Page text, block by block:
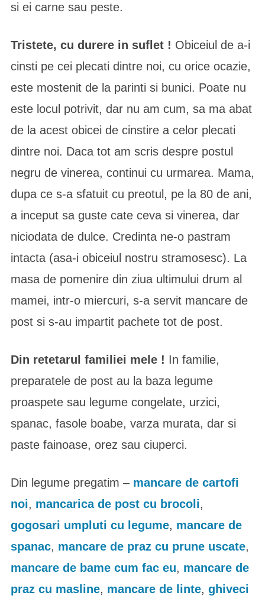
si ei carne sau peste.
Tristete, cu durere in suflet ! Obiceiul de a-i
cinsti pe cei plecati dintre noi, cu orice ocazie,
este mostenit de la parinti si bunici. Poate nu
este locul potrivit, dar nu am cum, sa ma abat
de la acest obicei de cinstire a celor plecati
dintre noi. Daca tot am scris despre postul
negru de vinerea, continui cu urmarea. Mama,
dupa ce s-a sfatuit cu preotul, pe la 80 de ani,
a inceput sa guste cate ceva si vinerea, dar
niciodata de dulce. Credinta ne-o pastram
intacta (asa-i obiceiul nostru stramosesc). La
masa de pomenire din ziua ultimului drum al
mamei, intr-o miercuri, s-a servit mancare de
post si s-au impartit pachete tot de post.
Din retetarul familiei mele ! In familie,
preparatele de post au la baza legume
proaspete sau legume congelate, urzici,
spanac, fasole boabe, varza murata, dar si
paste fainoase, orez sau ciuperci.
Din legume pregatim – mancare de cartofi
noi, mancarica de post cu brocoli,
gogosari umpluti cu legume, mancare de
spanac, mancare de praz cu prune uscate,
mancare de bame cum fac eu, mancare de
praz cu masline, mancare de linte, ghiveci